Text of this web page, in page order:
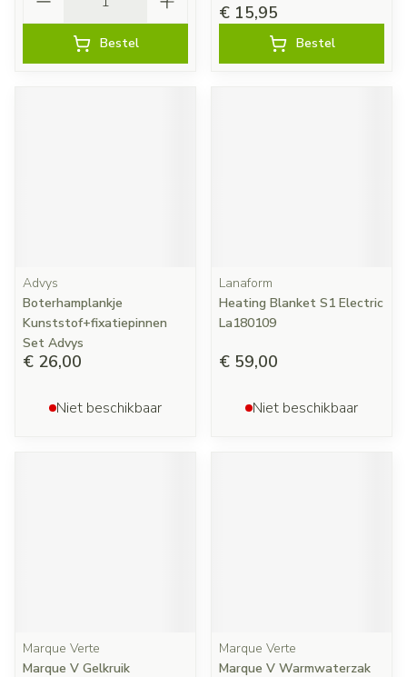
Bestel
€ 15,95
Bestel
Advys
Boterhamplankje
Kunststof+fixatiepinnen
Set Advys
€ 26,00
Niet beschikbaar
Lanaform
Heating Blanket S1 Electric
La180109
€ 59,00
Niet beschikbaar
Marque Verte
Marque V Gelkruik
Marque Verte
Marque V Warmwaterzak